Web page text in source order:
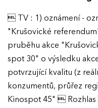
 TV : 1) oznámení -
"Krušovické
pruběhu akce
spot 30" o výsledku
potvrzující kvalitu (z
konzumentů, průřez
Kinospot 45" 